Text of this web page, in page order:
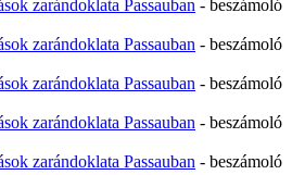
zarándoklata Passauban - beszámoló
zarándoklata Passauban - beszámoló
zarándoklata Passauban - beszámoló
zarándoklata Passauban - beszámoló
zarándoklata Passauban - beszámoló